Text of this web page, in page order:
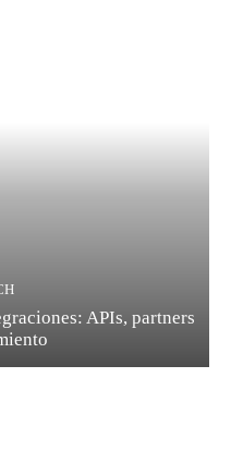
APIs, partners